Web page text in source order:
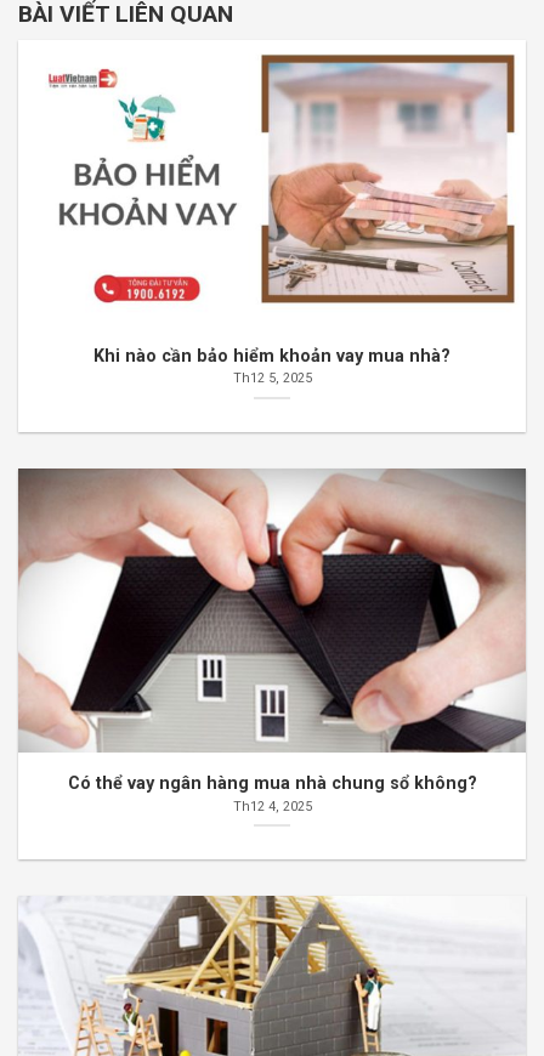
BÀI VIẾT LIÊN QUAN
Khi nào cần bảo hiểm khoản vay mua nhà?
Th12 5, 2025
Có thể vay ngân hàng mua nhà chung sổ không?
Th12 4, 2025